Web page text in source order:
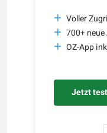
Voller
700+
OZ-App
Jetzt